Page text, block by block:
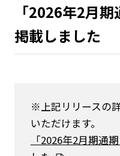
「2026年2月
掲載しました
※上記リリースの
いただけます。
「2026年2月期通